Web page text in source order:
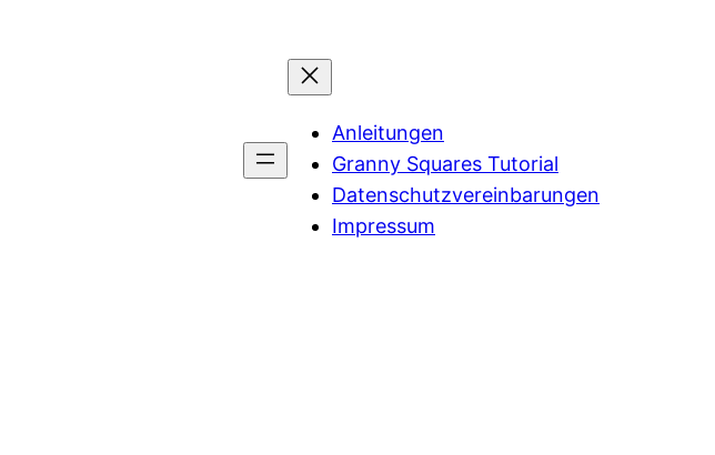
Anleitungen
Granny Squares Tutorial
Datenschutzvereinbarungen
Impressum